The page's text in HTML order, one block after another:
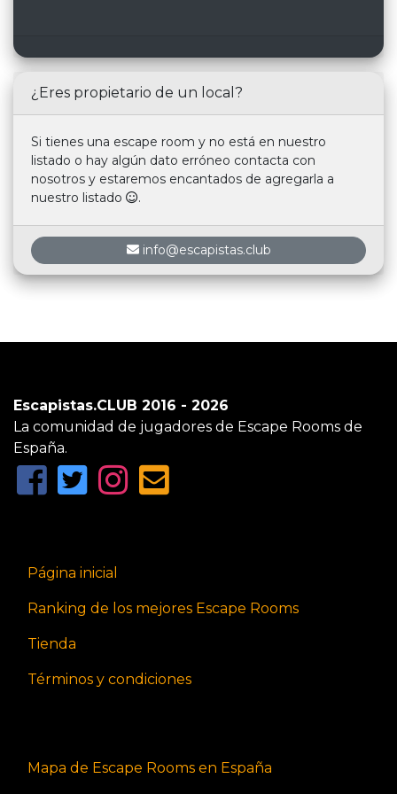
¿Eres propietario de un local?
Si tienes una escape room y no está en nuestro
listado o hay algún dato erróneo contacta con
nosotros y estaremos encantados de agregarla a
nuestro listado
.
info@escapistas.club
Escapistas.CLUB 2016 - 2026
La comunidad de jugadores de Escape Rooms de
España.
Página inicial
Ranking de los mejores Escape Rooms
Tienda
Términos y condiciones
Mapa de Escape Rooms en España